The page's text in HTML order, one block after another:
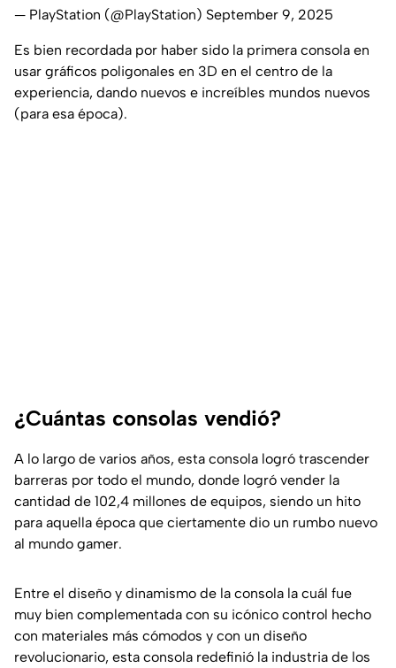
— PlayStation (@PlayStation) September 9, 2025
Es bien recordada por haber sido la primera consola en
usar gráficos poligonales en 3D en el centro de la
experiencia, dando nuevos e increíbles mundos nuevos
(para esa época).
¿Cuántas consolas vendió?
A lo largo de varios años, esta consola logró trascender
barreras por todo el mundo, donde logró vender la
cantidad de 102,4 millones de equipos, siendo un hito
para aquella época que ciertamente dio un rumbo nuevo
al mundo gamer.
Entre el diseño y dinamismo de la consola la cuál fue
muy bien complementada con su icónico control hecho
con materiales más cómodos y con un diseño
revolucionario, esta consola redefinió la industria de los